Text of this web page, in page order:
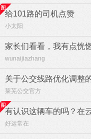
给101路的司机点赞
小太阳
家长们看看，我有点恍
wunaijiazhang
关于公交线路优化调整
莱芜公交官方
有认识这辆车的吗？在
好运常在